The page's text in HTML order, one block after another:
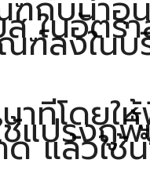
ส ในอัตร
ฑ์ลงใน
าทีโดยใ
ช้แปรงถู
ด แล้วใช้